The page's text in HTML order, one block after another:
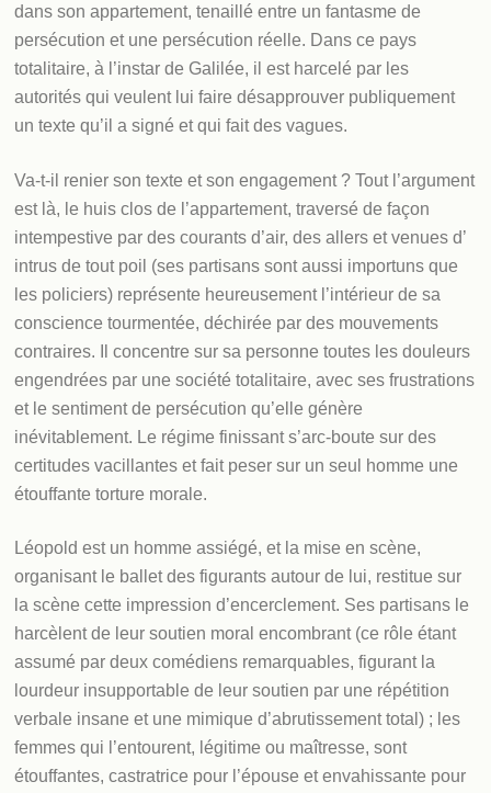
dans son appartement, tenaillé entre un fantasme de
persécution et une persécution réelle. Dans ce pays
totalitaire, à l’instar de Galilée, il est harcelé par les
autorités qui veulent lui faire désapprouver publiquement
un texte qu’il a signé et qui fait des vagues.
Va-t-il renier son texte et son engagement ? Tout l’argument
est là, le huis clos de l’appartement, traversé de façon
intempestive par des courants d’air, des allers et venues d’
intrus de tout poil (ses partisans sont aussi importuns que
les policiers) représente heureusement l’intérieur de sa
conscience tourmentée, déchirée par des mouvements
contraires. Il concentre sur sa personne toutes les douleurs
engendrées par une société totalitaire, avec ses frustrations
et le sentiment de persécution qu’elle génère
inévitablement. Le régime finissant s’arc-boute sur des
certitudes vacillantes et fait peser sur un seul homme une
étouffante torture morale.
Léopold est un homme assiégé, et la mise en scène,
organisant le ballet des figurants autour de lui, restitue sur
la scène cette impression d’encerclement. Ses partisans le
harcèlent de leur soutien moral encombrant (ce rôle étant
assumé par deux comédiens remarquables, figurant la
lourdeur insupportable de leur soutien par une répétition
verbale insane et une mimique d’abrutissement total) ; les
femmes qui l’entourent, légitime ou maîtresse, sont
étouffantes, castratrice pour l’épouse et envahissante pour